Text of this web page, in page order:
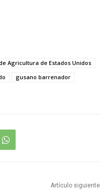
Agricultura de Estados Unidos
gusano barrenador
Artículo siguiente